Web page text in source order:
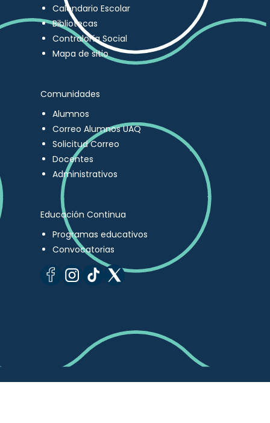
Calendario Escolar
Bibliotecas
Contraloría Social
Mapa de sitio
Comunidades
Alumnos
Correo Alumnos UAQ
Solicitud Correo
Docentes
Administrativos
Educación Continua
Programas educativos
Convocatorias